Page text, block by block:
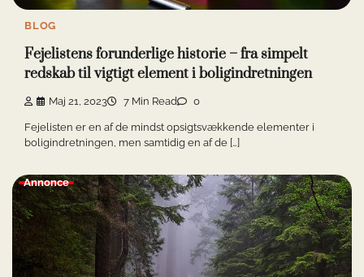
BLOG
Fejelistens forunderlige historie – fra simpelt
redskab til vigtigt element i boligindretningen
Maj 21, 2023 7 Min Read 0
Fejelisten er en af de mindst opsigtsvækkende elementer i
boligindretningen, men samtidig en af de […]
Annonce